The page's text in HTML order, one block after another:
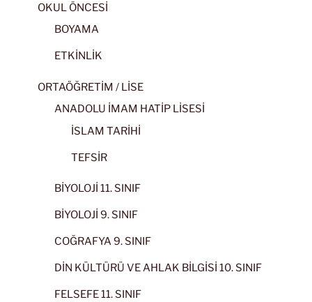
OKUL ÖNCESİ
BOYAMA
ETKİNLİK
ORTAÖĞRETİM / LİSE
ANADOLU İMAM HATİP LİSESİ
İSLAM TARİHİ
TEFSİR
BİYOLOJİ 11. SINIF
BİYOLOJİ 9. SINIF
COĞRAFYA 9. SINIF
DİN KÜLTÜRÜ VE AHLAK BİLGİSİ 10. SINIF
FELSEFE 11. SINIF